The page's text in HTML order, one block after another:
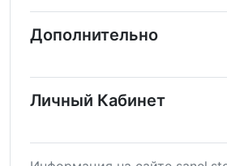
Дополнительно
Личный Кабинет